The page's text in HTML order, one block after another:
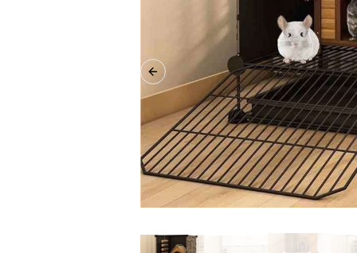
Previous slide